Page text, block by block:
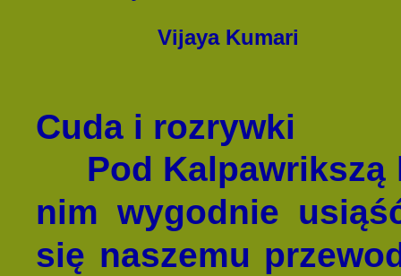
Vijaya Kumari
Cuda i rozrywki
Pod Kalpawrikszą
nim wygodnie
się naszemu